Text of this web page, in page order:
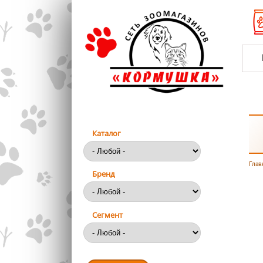
Перейти к основному содержанию
Каталог
Бренд
Сегмент